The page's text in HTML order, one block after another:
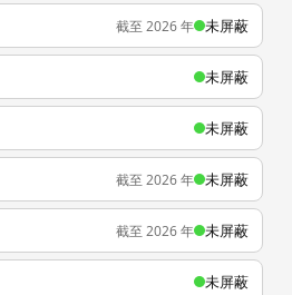
截至 2026 年 未屏蔽
未屏蔽
未屏蔽
截至 2026 年 未屏蔽
截至 2026 年 未屏蔽
未屏蔽